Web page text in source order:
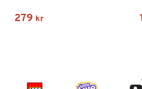
279 kr